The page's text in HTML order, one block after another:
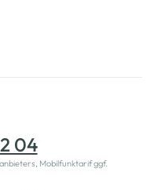
04
Mobilfunktarif ggf.